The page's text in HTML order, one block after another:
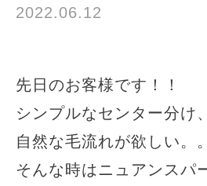
2022.06.12
先日のお客様です！！
シンプルなセンター分け
自然な毛流れが欲しい。。
そんな時はニュアンスパ